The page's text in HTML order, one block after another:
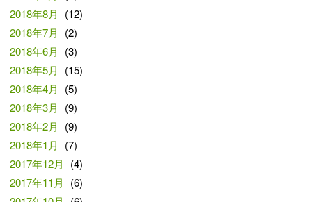
2018年8月
(12)
2018年7月
(2)
2018年6月
(3)
2018年5月
(15)
2018年4月
(5)
2018年3月
(9)
2018年2月
(9)
2018年1月
(7)
2017年12月
(4)
2017年11月
(6)